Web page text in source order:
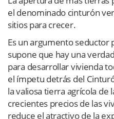
el denominado cinturón
sitios para crecer.
Es un argumento seductor
supone que hay una
para desarrollar vivienda
el ímpetu detrás del
la valiosa tierra agrícola de
crecientes precios de las
reduce el atractivo de la